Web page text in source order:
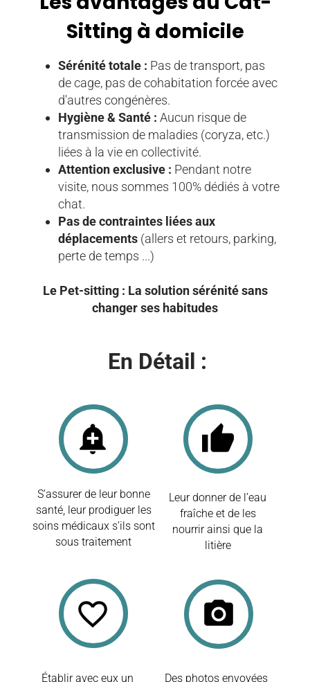
Sitting à domicile
Sérénité totale : Pas de transport, pas
de cage, pas de cohabitation forcée avec
d'autres congénères.
Hygiène & Santé : Aucun risque de
transmission de maladies (coryza, etc.)
liées à la vie en collectivité.
Attention exclusive : Pendant notre
visite, nous sommes 100% dédiés à votre
chat.
Pas de contraintes liées aux
déplacements (allers et retours, parking,
perte de temps ...)
Le Pet-sitting : La solution sérénité sans
changer ses habitudes
En Détail :
add_alert thumb_up
camera_alt
favorite_border
Leur donner de l’eau
fraîche et de les
nourrir ainsi que la
litière
S’assurer de leur bonne
santé, leur prodiguer les
soins médicaux s’ils sont
sous traitement
Établir avec eux un Des photos envoyées